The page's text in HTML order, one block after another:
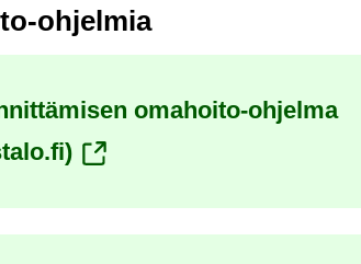
ohjelmia
omahoito-ohjelma
(siirryt
palveluun)